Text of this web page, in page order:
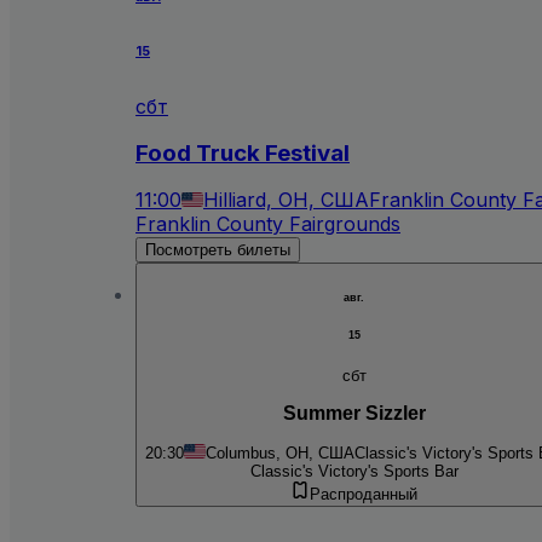
15
сбт
Food Truck Festival
11:00 Hilliard, OH, СШАFranklin County
Franklin County Fairgrounds
Посмотреть билеты
авг.
15
сбт
Summer Sizzler
20:30 Columbus, OH, СШАClassic's Victory's Sports
Classic's Victory's Sports Bar
Распроданный